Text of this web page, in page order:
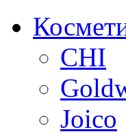
CHI
Joico